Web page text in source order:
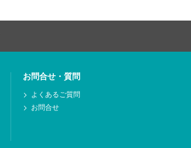
お問合せ・質問
よくあるご質問
お問合せ